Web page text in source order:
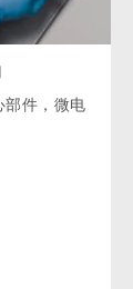
件，微电